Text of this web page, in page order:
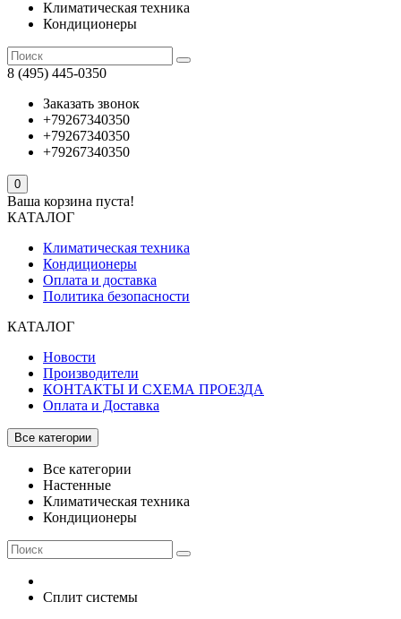
Климатическая техника
Кондиционеры
8 (495) 445-0350
Заказать звонок
+79267340350
+79267340350
+79267340350
0
Ваша корзина пуста!
КАТАЛОГ
Климатическая техника
Кондиционеры
Оплата и доставка
Политика безопасности
КАТАЛОГ
Новости
Производители
КОНТАКТЫ И СХЕМА ПРОЕЗДА
Оплата и Доставка
Все категории
Все категории
Настенные
Климатическая техника
Кондиционеры
Сплит системы